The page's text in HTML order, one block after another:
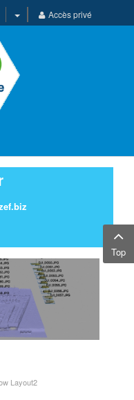
Accès privé
Layout2
Top